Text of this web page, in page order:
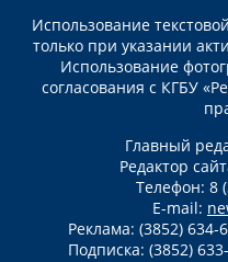
Использование
только при указании
Использование
согласования с КГБУ
Главный
Редактор
Телефон: 8
E-mail:
Реклама: (3852) 634-
Подписка: (3852)